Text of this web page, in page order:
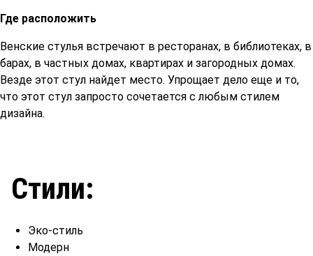
Где расположить
Венские стулья встречают в ресторанах, в библиотеках, в
барах, в частных домах, квартирах и загородных домах.
Везде этот стул найдет место. Упрощает дело еще и то,
что этот стул запросто сочетается с любым стилем
дизайна.
Стили:
Эко-стиль
Модерн